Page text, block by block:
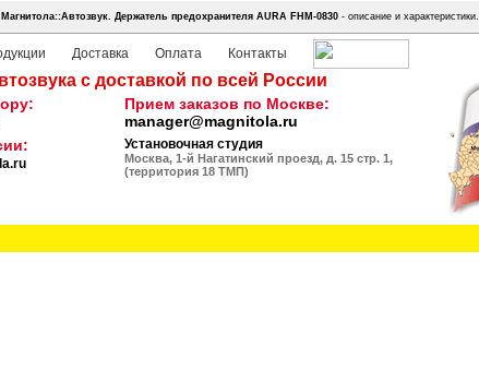
Держатель предохранителя AURA FHM-0830 - описание и характеристики.
Доставка Оплата Контакты
с доставкой по всей России
Прием заказов по Москве:
manager@magnitola.ru
Установочная студия
Москва, 1-й Нагатинский проезд, д. 15 стр. 1,
(территория 18 ТМП)